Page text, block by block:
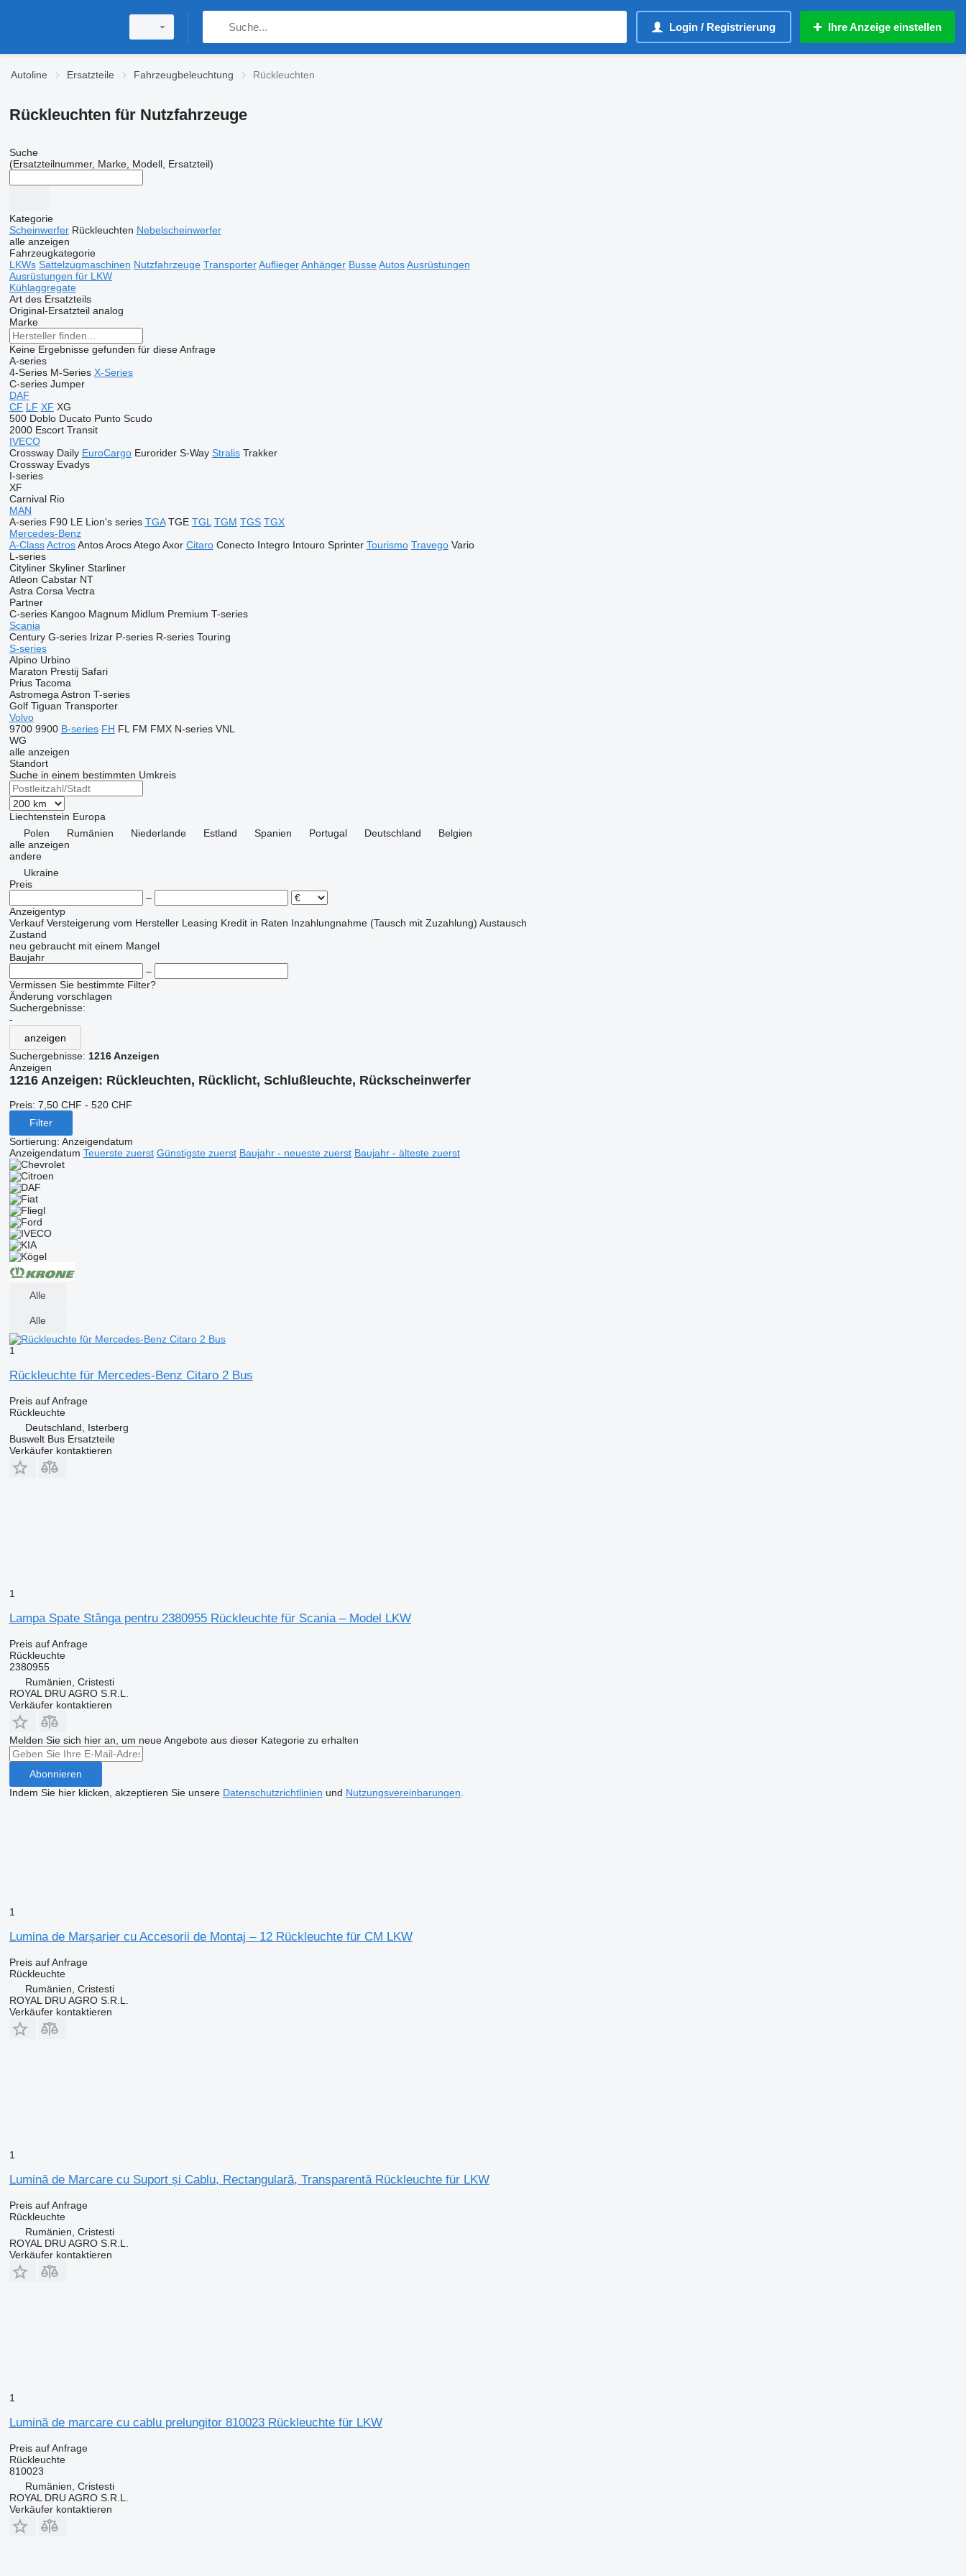
Login / Registrierung Ihre Anzeige einstellen
Autoline Ersatzteile Fahrzeugbeleuchtung Rückleuchten
Rückleuchten für Nutzfahrzeuge
Suche
(Ersatzteilnummer, Marke, Modell, Ersatzteil)
Kategorie
Scheinwerfer Rückleuchten Nebelscheinwerfer
alle anzeigen
Fahrzeugkategorie
LKWs Sattelzugmaschinen Nutzfahrzeuge Transporter Auflieger Anhänger Busse Autos Ausrüstungen
Ausrüstungen für LKW
Kühlaggregate
Art des Ersatzteils
Original-Ersatzteil analog
Marke
Keine Ergebnisse gefunden für diese Anfrage
A-series
4-Series M-Series X-Series
C-series Jumper
DAF
CF LF XF XG
500 Doblo Ducato Punto Scudo
2000 Escort Transit
IVECO
Crossway Daily EuroCargo Eurorider S-Way Stralis Trakker
Crossway Evadys
I-series
XF
Carnival Rio
MAN
A-series F90 LE Lion's series TGA TGE TGL TGM TGS TGX
Mercedes-Benz
A-Class Actros Antos Arocs Atego Axor Citaro Conecto Integro Intouro Sprinter Tourismo Travego Vario
L-series
Cityliner Skyliner Starliner
Atleon Cabstar NT
Astra Corsa Vectra
Partner
C-series Kangoo Magnum Midlum Premium T-series
Scania
Century G-series Irizar P-series R-series Touring
S-series
Alpino Urbino
Maraton Prestij Safari
Prius Tacoma
Astromega Astron T-series
Golf Tiguan Transporter
Volvo
9700 9900 B-series FH FL FM FMX N-series VNL
WG
alle anzeigen
Standort
Suche in einem bestimmten Umkreis
Liechtenstein Europa
Polen
Rumänien Niederlande Estland Spanien Portugal Deutschland
Belgien
alle anzeigen
andere
Ukraine
Preis
–
Anzeigentyp
Verkauf Versteigerung vom Hersteller Leasing Kredit in Raten Inzahlungnahme (Tausch mit Zuzahlung) Austausch
Zustand
neu gebraucht mit einem Mangel
Baujahr
–
Vermissen Sie bestimmte Filter?
Änderung vorschlagen
Suchergebnisse:
-
anzeigen
Suchergebnisse: 1216 Anzeigen
Anzeigen
1216 Anzeigen: Rückleuchten, Rücklicht, Schlußleuchte, Rückscheinwerfer
Preis: 7,50 CHF - 520 CHF
Filter
Sortierung: Anzeigendatum
Anzeigendatum Teuerste zuerst Günstigste zuerst Baujahr - neueste zuerst Baujahr - älteste zuerst
Alle
Alle
1
Rückleuchte für Mercedes-Benz Citaro 2 Bus
Preis auf Anfrage
Rückleuchte
Deutschland, Isterberg
Buswelt Bus Ersatzteile
Verkäufer kontaktieren
1
Lampa Spate Stânga pentru 2380955 Rückleuchte für Scania – Model LKW
Preis auf Anfrage
Rückleuchte
2380955
Rumänien, Cristesti
ROYAL DRU AGRO S.R.L.
Verkäufer kontaktieren
Melden Sie sich hier an, um neue Angebote aus dieser Kategorie zu erhalten
Abonnieren
Indem Sie hier klicken, akzeptieren Sie unsere Datenschutzrichtlinien und Nutzungsvereinbarungen
1
Lumina de Marșarier cu Accesorii de Montaj – 12 Rückleuchte für CM LKW
Preis auf Anfrage
Rückleuchte
Rumänien, Cristesti
ROYAL DRU AGRO S.R.L.
Verkäufer kontaktieren
1
Lumină de Marcare cu Suport și Cablu, Rectangulară, Transparentă Rückleuchte für LKW
Preis auf Anfrage
Rückleuchte
Rumänien, Cristesti
ROYAL DRU AGRO S.R.L.
Verkäufer kontaktieren
1
Lumină de marcare cu cablu prelungitor 810023 Rückleuchte für LKW
Preis auf Anfrage
Rückleuchte
810023
Rumänien, Cristesti
ROYAL DRU AGRO S.R.L.
Verkäufer kontaktieren